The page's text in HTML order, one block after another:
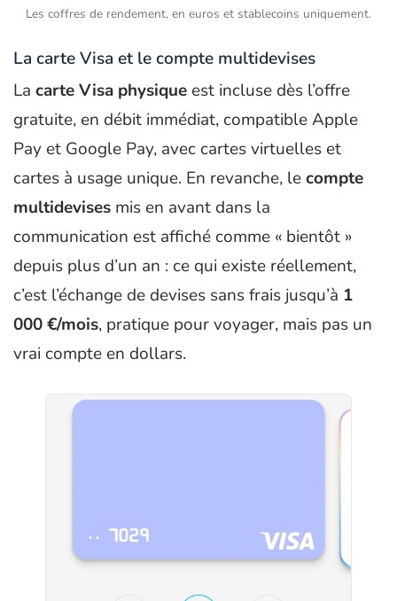
Les coffres de rendement, en euros et stablecoins uniquement.
La carte Visa et le compte multidevises
La carte Visa physique est incluse dès l’offre
gratuite, en débit immédiat, compatible Apple
Pay et Google Pay, avec cartes virtuelles et
cartes à usage unique. En revanche, lecompte
multidevises mis en avant dans la
communication est affiché comme « bientôt »
depuis plus d’un an : ce qui existe réellement,
c’est l’échange de devises sans frais jusqu’à 1
000 €/mois, pratique pour voyager, mais pas un
vrai compte en dollars.